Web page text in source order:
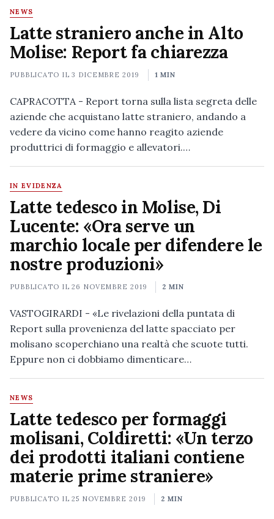
NEWS
Latte straniero anche in Alto
Molise: Report fa chiarezza
PUBBLICATO IL3 DICEMBRE 2019 1 MIN
CAPRACOTTA - Report torna sulla lista segreta delle
aziende che acquistano latte straniero, andando a
vedere da vicino come hanno reagito aziende
produttrici di formaggio e allevatori.…
IN EVIDENZA
Latte tedesco in Molise, Di
Lucente: «Ora serve un
marchio locale per difendere le
nostre produzioni»
PUBBLICATO IL26 NOVEMBRE 2019 2 MIN
VASTOGIRARDI - «Le rivelazioni della puntata di
Report sulla provenienza del latte spacciato per
molisano scoperchiano una realtà che scuote tutti.
Eppure non ci dobbiamo dimenticare…
NEWS
Latte tedesco per formaggi
molisani, Coldiretti: «Un terzo
dei prodotti italiani contiene
materie prime straniere»
PUBBLICATO IL25 NOVEMBRE 2019 2 MIN